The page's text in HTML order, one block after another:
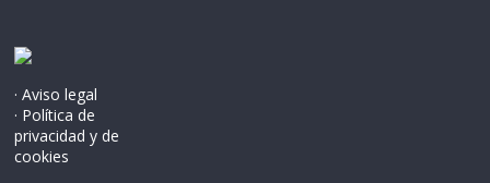
· Aviso legal
· Política de
privacidad y de
cookies